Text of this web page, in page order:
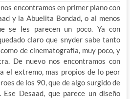
encontramos en primer plano con
y la Abuelita Bondad, o al menos
se les parecen un poco. Ya con
claro que snyder sabe tanto
de cinematografía, muy poco, y
De nuevo nos encontramos con
el extremo, mas propios de lo peor
de los 90, que de algo surgido de
Desaad, que parece un diseño